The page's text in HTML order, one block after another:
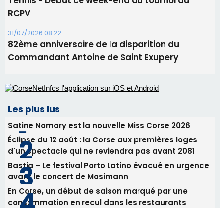
Les plus lus
Satine Nomary est la nouvelle Miss Corse 2026
Éclipse du 12 août : la Corse aux premières loges
d'un spectacle qui ne reviendra pas avant 2081
avant le concert de Mosimann
consommation en recul dans les restaurants
La gendarmerie alerte les restaurateurs corses
face à une nouvelle escroquerie au faux vendeur de
vin
Newsletter